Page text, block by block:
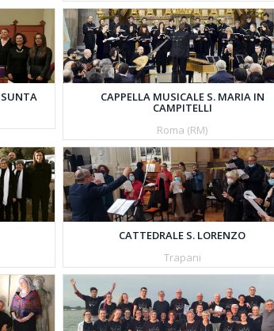
CAPPELLA MUSICALE S. MARIA IN
CAMPITELLI
Roma (RM)
CATTEDRALE S. LORENZO
Trapani